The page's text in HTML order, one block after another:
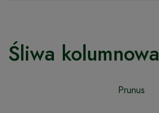
Śliwa
Prunus